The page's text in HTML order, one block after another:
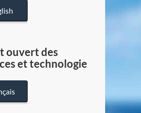
ouvert des
et technologie